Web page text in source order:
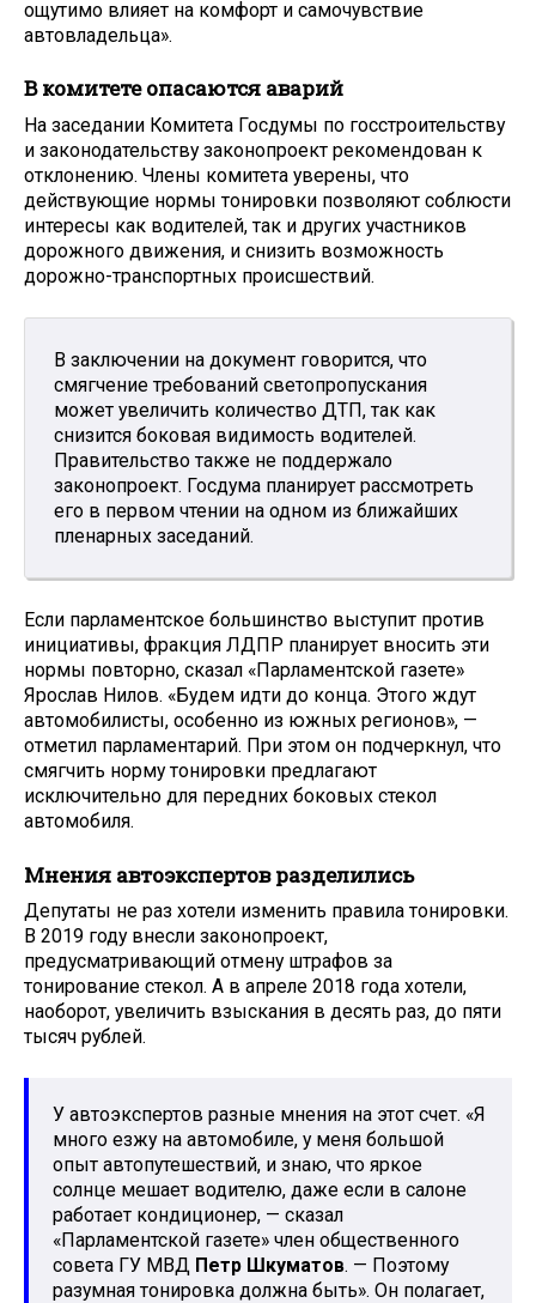
ощутимо влияет на комфорт и самочувствие
автовладельца».
В комитете опасаются аварий
На заседании Комитета Госдумы по госстроительству
и законодательству законопроект рекомендован к
отклонению. Члены комитета уверены, что
действующие нормы тонировки позволяют соблюсти
интересы как водителей, так и других участников
дорожного движения, и снизить возможность
дорожно-транспортных происшествий.
В заключении на документ говорится, что
смягчение требований светопропускания
может увеличить количество ДТП, так как
снизится боковая видимость водителей.
Правительство также не поддержало
законопроект. Госдума планирует рассмотреть
его в первом чтении на одном из ближайших
пленарных заседаний.
Если парламентское большинство выступит против
инициативы, фракция ЛДПР планирует вносить эти
нормы повторно, сказал «Парламентской газете»
Ярослав Нилов. «Будем идти до конца. Этого ждут
автомобилисты, особенно из южных регионов», —
отметил парламентарий. При этом он подчеркнул, что
смягчить норму тонировки предлагают
исключительно для передних боковых стекол
автомобиля.
Мнения автоэкспертов разделились
Депутаты не раз хотели изменить правила тонировки.
В 2019 году внесли законопроект,
предусматривающий отмену штрафов за
тонирование стекол. А в апреле 2018 года хотели,
наоборот, увеличить взыскания в десять раз, до пяти
тысяч рублей.
У автоэкспертов разные мнения на этот счет. «Я
много езжу на автомобиле, у меня большой
опыт автопутешествий, и знаю, что яркое
солнце мешает водителю, даже если в салоне
работает кондиционер, — сказал
«Парламентской газете» член общественного
совета ГУ МВД Петр Шкуматов. — Поэтому
разумная тонировка должна быть». Он полагает,